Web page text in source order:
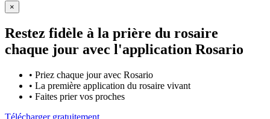
×
Restez fidèle à la prière du rosaire
chaque jour avec l'application Rosario
• Priez chaque jour avec Rosario
• La première application du rosaire vivant
• Faites prier vos proches
Télécharger gratuitement